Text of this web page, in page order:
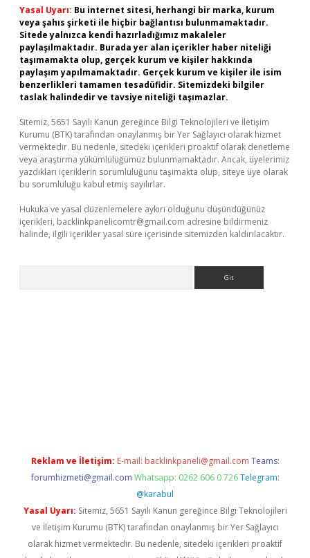
Yasal Uyarı: Bu internet sitesi, herhangi bir marka, kurum
veya şahıs şirketi ile hiçbir bağlantısı bulunmamaktadır.
Sitede yalnızca kendi hazırladığımız makaleler
paylaşılmaktadır. Burada yer alan içerikler haber niteliği
taşımamakta olup, gerçek kurum ve kişiler hakkında
paylaşım yapılmamaktadır. Gerçek kurum ve kişiler ile isim
benzerlikleri tamamen tesadüfidir. Sitemizdeki bilgiler
taslak halindedir ve tavsiye niteliği taşımazlar.
Sitemiz, 5651 Sayılı Kanun gereğince Bilgi Teknolojileri ve İletişim
Kurumu (BTK) tarafından onaylanmış bir Yer Sağlayıcı olarak hizmet
vermektedir. Bu nedenle, sitedeki içerikleri proaktif olarak denetleme
veya araştırma yükümlülüğümüz bulunmamaktadır. Ancak, üyelerimiz
yazdıkları içeriklerin sorumluluğunu taşımakta olup, siteye üye olarak
bu sorumluluğu kabul etmiş sayılırlar.
Hukuka ve yasal düzenlemelere aykırı olduğunu düşündüğünüz
içerikleri, backlinkpanelicomtr@gmail.com adresine bildirmeniz
halinde, ilgili içerikler yasal süre içerisinde sitemizden kaldırılacaktır.
Reklam ve İletişim: E-mail: backlinkpaneli@gmail.com Teams:
forumhizmeti@gmail.com Whatsapp: 0262 606 0 726 Telegram:
@karabul
Yasal Uyarı: Sitemiz, 5651 Sayılı Kanun gereğince Bilgi Teknolojileri
ve İletişim Kurumu (BTK) tarafından onaylanmış bir Yer Sağlayıcı
olarak hizmet vermektedir. Bu nedenle, sitedeki içerikleri proaktif